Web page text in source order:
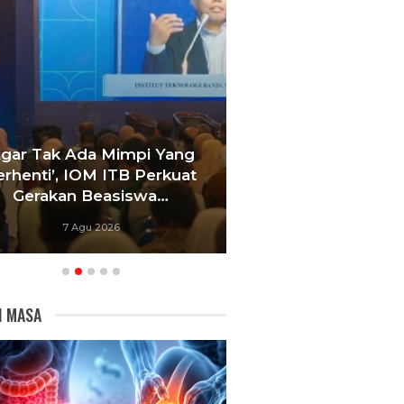
Tak Ada Mimpi Yang
IOM ITB Perkuat
Gerakan Beasiswa…
7 Agu 2026
MASA